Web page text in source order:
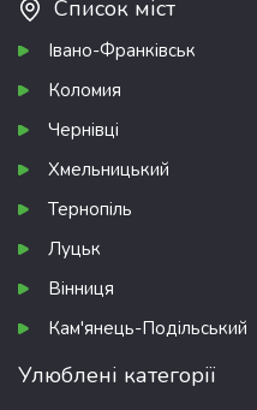
Список міст
Івано-Франківськ
Коломия
Чернівці
Хмельницький
Тернопіль
Луцьк
Вінниця
Кам'янець-Подільський
Улюблені категорії